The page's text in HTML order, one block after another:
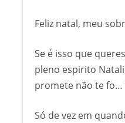
Feliz natal, meu
Se é isso que
pleno espirito
promete não te
Só de vez em